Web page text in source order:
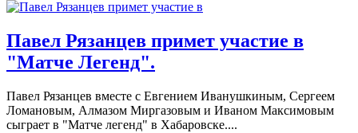
Павел Рязанцев примет участие в
"Матче Легенд".
Павел Рязанцев вместе с Евгением Иванушкиным, Сергеем
Ломановым, Алмазом Миргазовым и Иваном Максимовым
сыграет в "Матче легенд" в Хабаровске....